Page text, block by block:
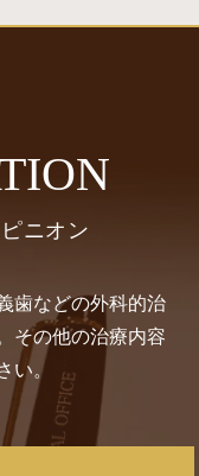
ニオン
歯などの外科的治
その他の治療内容
い。